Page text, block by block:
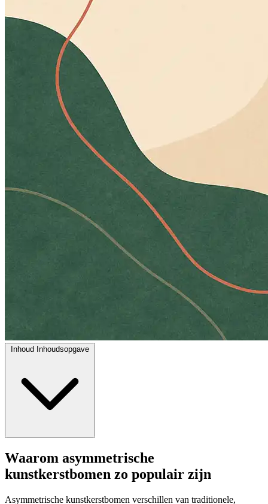
Inhoud Inhoudsopgave
Waarom asymmetrische
kunstkerstbomen zo populair zijn
Asymmetrische kunstkerstbomen verschillen van traditionele,